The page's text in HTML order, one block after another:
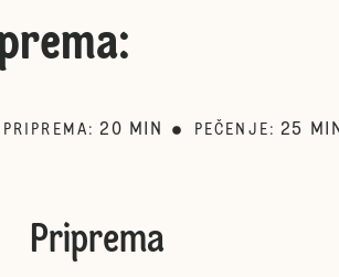
:
PRIPREMA : 20 MIN PEČENJE : 25 MIN
Priprema